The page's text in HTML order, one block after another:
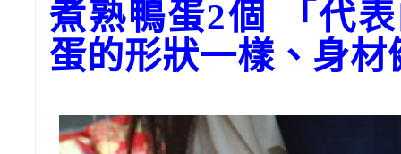
煮熟鴨蛋2個 「代
蛋的形狀一樣、身